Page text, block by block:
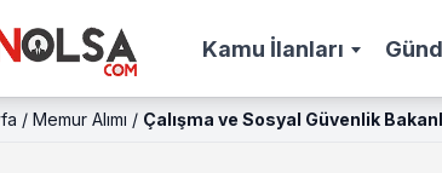
Kamu İlanları
/ Memur Alımı / Çalışma ve Sosyal Güvenlik